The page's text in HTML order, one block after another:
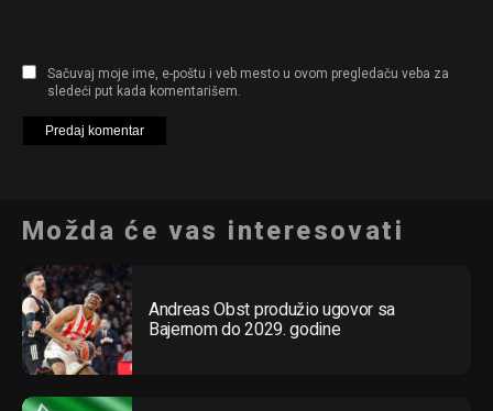
Sačuvaj moje ime, e-poštu i veb mesto u ovom pregledaču veba za
sledeći put kada komentarišem.
Možda će vas interesovati
Andreas Obst produžio ugovor sa
Bajernom do 2029. godine